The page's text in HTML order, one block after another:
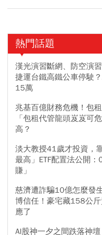
熱門話題
漢光演習斷網、防空演
捷運台鐵高鐵公車停駛
15萬
兆基百億財務危機！包
「包租代管龍頭岌岌可
高？
淡大教授41歲才投資，
最高」ETF配置法公開
賺」
慈濟遭詐騙10億怎麼發
博信任！豪宅藏158公
應了
AI股神一夕之間跌落神